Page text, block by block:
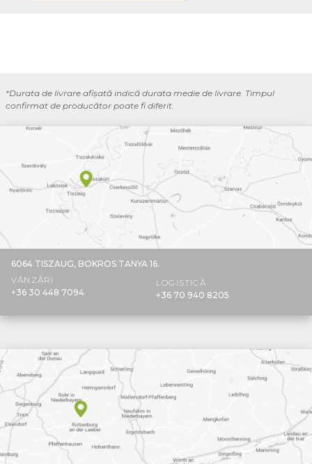
*Durata de livrare afișată indică durata medie de livrare. Timpul
confirmat de producător poate fi diferit.
6064 TISZAUG, BOKROS TANYA 16.
VÂNZĂRI
+36 30 448 7094
LOGISTICĂ
+36 70 940 8205